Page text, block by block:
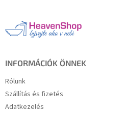
INFORMÁCIÓK ÖNNEK
Rólunk
Szállítás és fizetés
Adatkezelés